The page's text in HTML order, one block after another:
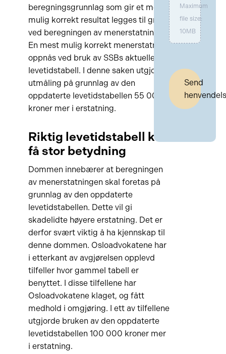
beregningsgrunnlag som gir et mest
mulig korrekt resultat legges til grunn
ved beregningen av menerstatning.
En mest mulig korrekt menerstatning
oppnås ved bruk av SSBs aktuelle
levetidstabell. I denne saken utgjorde
utmåling på grunnlag av den
oppdaterte levetidstabellen 55 000
kroner mer i erstatning.
Riktig levetidstabell kan
få stor betydning
Dommen innebærer at beregningen
av menerstatningen skal foretas på
grunnlag av den oppdaterte
levetidstabellen. Dette vil gi
skadelidte høyere erstatning. Det er
derfor svært viktig å ha kjennskap til
denne dommen. Osloadvokatene har
i etterkant av avgjørelsen opplevd
tilfeller hvor gammel tabell er
benyttet. I disse tilfellene har
Osloadvokatene klaget, og fått
medhold i omgjøring. I ett av tilfellene
utgjorde bruken av den oppdaterte
levetidstabellen 100 000 kroner mer
i erstatning.
Maximum
file size:
10MB
Send